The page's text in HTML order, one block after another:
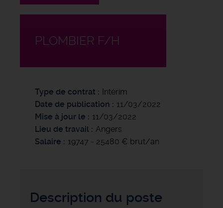
PLOMBIER F/H
Type de contrat
Intérim
Date de publication
11/03/2022
Mise à jour le
11/03/2022
Lieu de travail
Angers
Salaire
19747 - 25480 € brut/an
Description du poste